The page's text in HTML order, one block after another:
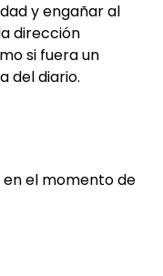
y engañar al
dirección
si fuera un
del diario.
el momento de